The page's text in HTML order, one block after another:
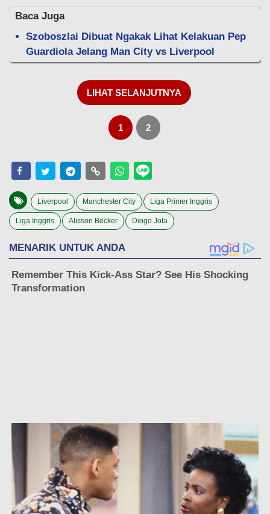
Baca Juga
Szoboszlai Dibuat Ngakak Lihat Kelakuan Pep
Guardiola Jelang Man City vs Liverpool
LIHAT SELANJUTNYA
1 2
Liverpool Manchester City Liga Primer Inggris
Liga Inggris Alisson Becker Diogo Jota